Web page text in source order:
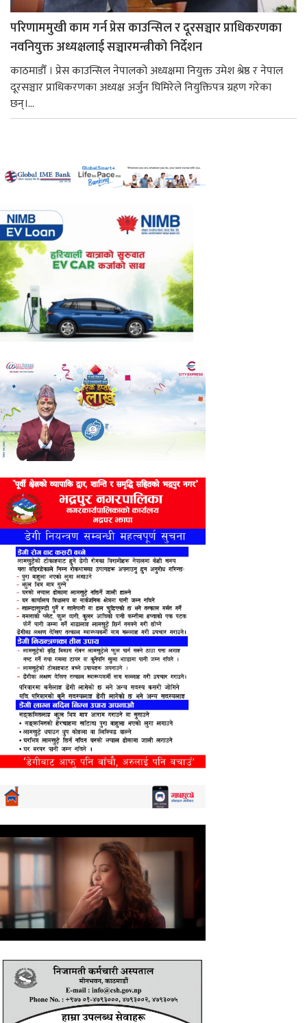
परिणाममुखी काम गर्न प्रेस काउन्सिल र दूरसञ्चार प्राधिकरणका
नवनियुक्त अध्यक्षलाई सञ्चारमन्त्रीको निर्देशन
काठमाडौँ । प्रेस काउन्सिल नेपालको अध्यक्षमा नियुक्त उमेश श्रेष्ठ र नेपाल
दूरसञ्चार प्राधिकरणका अध्यक्ष अर्जुन घिमिरेले नियुक्तिपत्र ग्रहण गरेका
छन्।...